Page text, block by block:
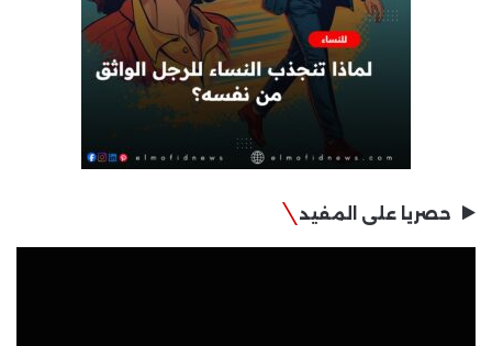
حصريا على المفيد